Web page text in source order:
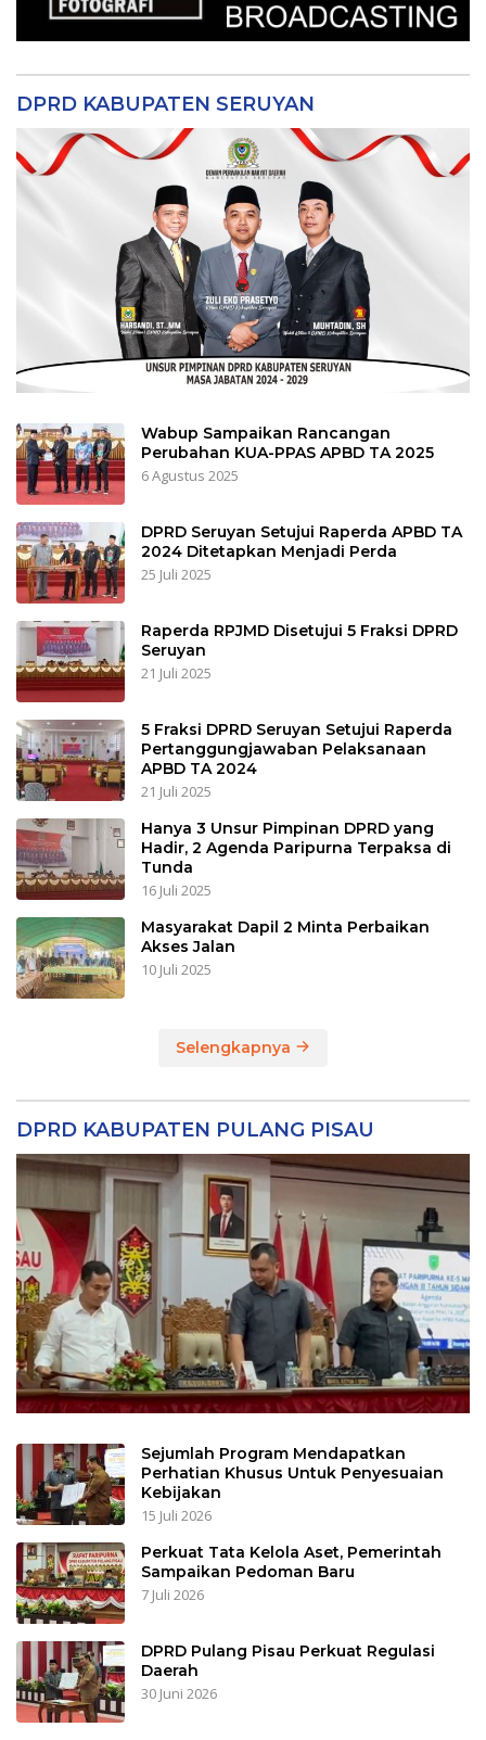
DPRD KABUPATEN SERUYAN
Wabup Sampaikan Rancangan
Perubahan KUA-PPAS APBD TA 2025
6 Agustus 2025
DPRD Seruyan Setujui Raperda APBD TA
2024 Ditetapkan Menjadi Perda
25 Juli 2025
Raperda RPJMD Disetujui 5 Fraksi DPRD
Seruyan
21 Juli 2025
5 Fraksi DPRD Seruyan Setujui Raperda
Pertanggungjawaban Pelaksanaan
APBD TA 2024
21 Juli 2025
Hanya 3 Unsur Pimpinan DPRD yang
Hadir, 2 Agenda Paripurna Terpaksa di
Tunda
16 Juli 2025
Masyarakat Dapil 2 Minta Perbaikan
Akses Jalan
10 Juli 2025
Selengkapnya
DPRD KABUPATEN PULANG PISAU
Sejumlah Program Mendapatkan
Perhatian Khusus Untuk Penyesuaian
Kebijakan
15 Juli 2026
Perkuat Tata Kelola Aset, Pemerintah
Sampaikan Pedoman Baru
7 Juli 2026
DPRD Pulang Pisau Perkuat Regulasi
Daerah
30 Juni 2026